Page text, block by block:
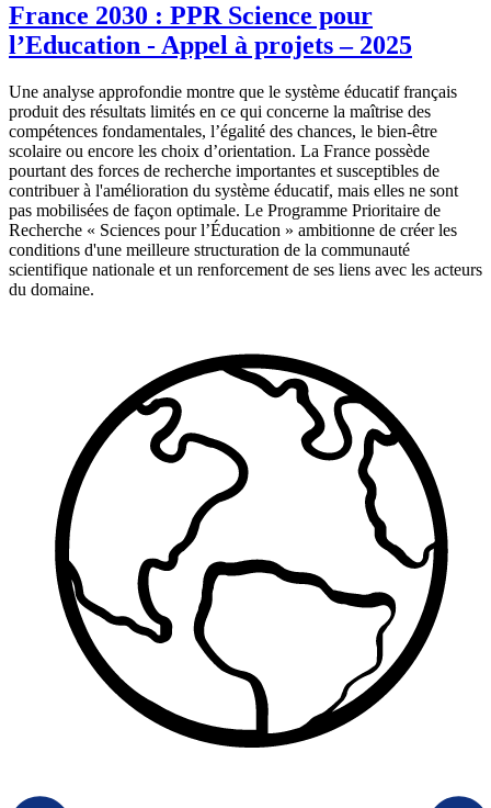
France 2030 : PPR Science pour
l’Education - Appel à projets – 2025
Une analyse approfondie montre que le système éducatif français
produit des résultats limités en ce qui concerne la maîtrise des
compétences fondamentales, l’égalité des chances, le bien-être
scolaire ou encore les choix d’orientation. La France possède
pourtant des forces de recherche importantes et susceptibles de
contribuer à l'amélioration du système éducatif, mais elles ne sont
pas mobilisées de façon optimale. Le Programme Prioritaire de
Recherche « Sciences pour l’Éducation » ambitionne de créer les
conditions d'une meilleure structuration de la communauté
scientifique nationale et un renforcement de ses liens avec les acteurs
du domaine.